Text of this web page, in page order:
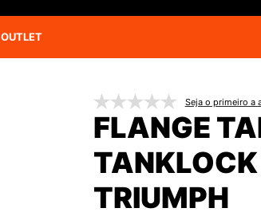
OUTLET
Seja o primeiro a
FLANGE
TRIUMPH